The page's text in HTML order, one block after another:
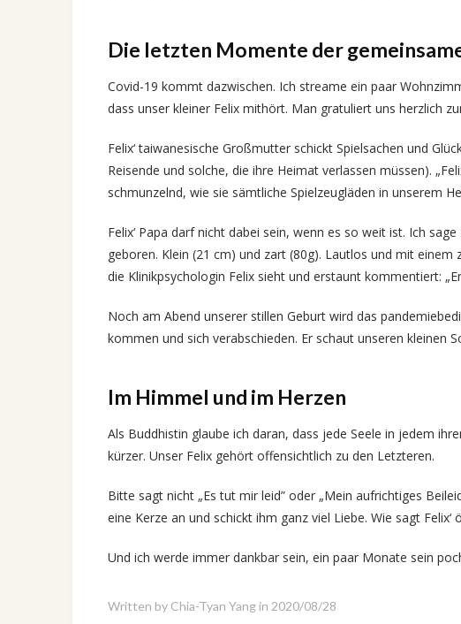
Die letzten Momente der
Covid-19 kommt dazwischen. Ich streame ein paar
dass unser kleiner Felix mithört. Man gratuliert uns herzlich
Felix‘ taiwanesische Großmutter schickt Spielsachen und
Reisende und solche, die ihre Heimat verlassen müssen).
schmunzelnd, wie sie sämtliche Spielzeugläden in unserem
Felix‘ Papa darf nicht dabei sein, wenn es so weit ist. Ich
geboren. Klein (21 cm) und zart (80g). Lautlos und mit
die Klinikpsychologin Felix sieht und erstaunt kommentiert:
Noch am Abend unserer stillen Geburt wird das
kommen und sich verabschieden. Er schaut unseren kleinen
Im Himmel und im Herzen
Als Buddhistin glaube ich daran, dass jede Seele in jedem
kürzer. Unser Felix gehört offensichtlich zu den Letzteren.
Bitte sagt nicht „Es tut mir leid” oder „Mein aufrichtiges
eine Kerze an und schickt ihm ganz viel Liebe. Wie sagt
Und ich werde immer dankbar sein, ein paar Monate sein
Written by Chia-Tyan Yang in 2020/08/28